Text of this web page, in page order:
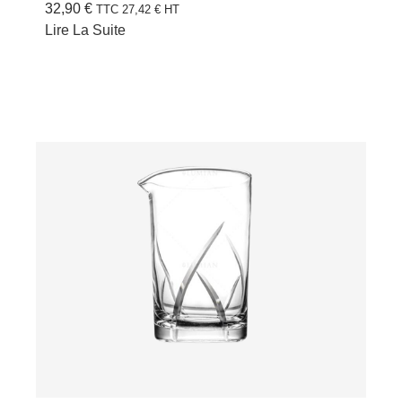
32,90 € TTC 27,42 € HT
Lire La Suite